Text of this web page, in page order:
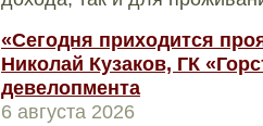
«Сегодня приходится
Николай Кузаков, ГК
девелопмента
6 августа 2026